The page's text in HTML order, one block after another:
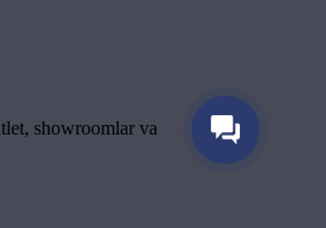
showroomlar va